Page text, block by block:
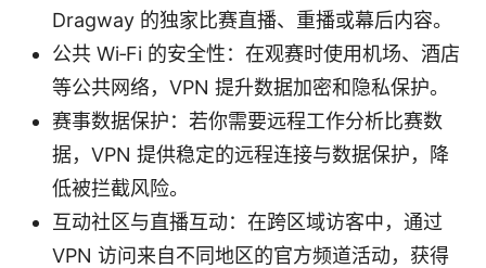
Dragway 的独家比赛直播、重播或幕后内容。
公共 Wi‑Fi 的安全性：在观赛时使用机场、酒店
等公共网络，VPN 提升数据加密和隐私保护。
赛事数据保护：若你需要远程工作分析比赛数
据，VPN 提供稳定的远程连接与数据保护，降
低被拦截风险。
互动社区与直播互动：在跨区域访客中，通过
VPN 访问来自不同地区的官方频道活动，获得